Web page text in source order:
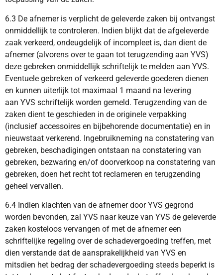
6.3 De afnemer is verplicht de geleverde zaken bij ontvangst
onmiddellijk te controleren. Indien blijkt dat de afgeleverde
zaak verkeerd, ondeugdelijk of incompleet is, dan dient de
afnemer (alvorens over te gaan tot terugzending aan YVS)
deze gebreken onmiddellijk schriftelijk te melden aan YVS.
Eventuele gebreken of verkeerd geleverde goederen dienen
en kunnen uiterlijk tot maximaal 1 maand na levering
aan YVS schriftelijk worden gemeld. Terugzending van de
zaken dient te geschieden in de originele verpakking
(inclusief accessoires en bijbehorende documentatie) en in
nieuwstaat verkerend. Ingebruikneming na constatering van
gebreken, beschadigingen ontstaan na constatering van
gebreken, bezwaring en/of doorverkoop na constatering van
gebreken, doen het recht tot reclameren en terugzending
geheel vervallen.
6.4 Indien klachten van de afnemer door YVS gegrond
worden bevonden, zal YVS naar keuze van YVS de geleverde
zaken kosteloos vervangen of met de afnemer een
schriftelijke regeling over de schadevergoeding treffen, met
dien verstande dat de aansprakelijkheid van YVS en
mitsdien het bedrag der schadevergoeding steeds beperkt is